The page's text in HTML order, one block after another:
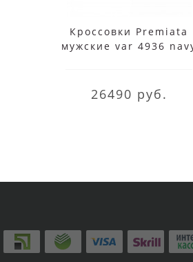
Кроссовки Premiata
мужские var 4936
26490 руб.